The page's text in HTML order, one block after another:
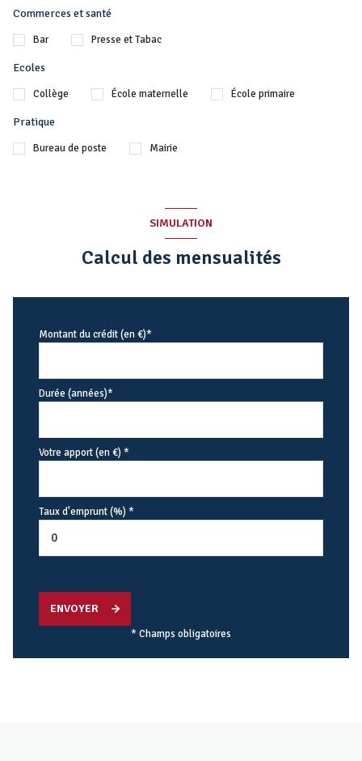
Commerces et santé
Bar Presse et Tabac
Ecoles
Collège École maternelle École primaire
Pratique
Bureau de poste Mairie
SIMULATION
Calcul des mensualités
Montant du crédit (en €)*
Durée (années)*
Votre apport (en €) *
Taux d'emprunt (%) *
ENVOYER
* Champs obligatoires